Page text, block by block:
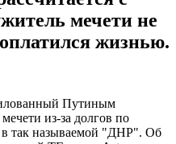
мечети не
жизнью.
Путиным
из-за долгов по
в так называемой "ДНР". Об